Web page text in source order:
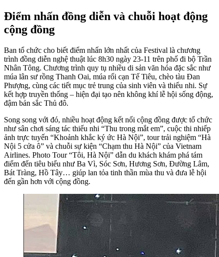
Điểm nhấn đồng diễn và chuỗi hoạt động
cộng đồng
Ban tổ chức cho biết điểm nhấn lớn nhất của Festival là chương
trình đồng diễn nghệ thuật lúc 8h30 ngày 23-11 trên phố đi bộ Trần
Nhân Tông. Chương trình quy tụ nhiều di sản văn hóa đặc sắc như
múa lân sư rồng Thanh Oai, múa rối cạn Tế Tiêu, chèo tàu Đan
Phượng, cùng các tiết mục trẻ trung của sinh viên và thiếu nhi. Sự
kết hợp truyền thống – hiện đại tạo nên không khí lễ hội sống động,
đậm bản sắc Thủ đô.
Song song với đó, nhiều hoạt động kết nối cộng đồng được tổ chức
như sân chơi sáng tác thiếu nhi “Thu trong mắt em”, cuộc thi nhiếp
ảnh trực tuyến “Khoảnh khắc ký ức Hà Nội”, tour trải nghiệm “Hà
Nội 5 cửa ô” và chuỗi sự kiện “Chạm thu Hà Nội” của Vietnam
Airlines. Photo Tour “Tôi, Hà Nội” dẫn du khách khám phá tám
điểm đến tiêu biểu như Ba Vì, Sóc Sơn, Hương Sơn, Đường Lâm,
Bát Tràng, Hồ Tây… giúp lan tỏa tinh thần mùa thu và đưa lễ hội
đến gần hơn với cộng đồng.